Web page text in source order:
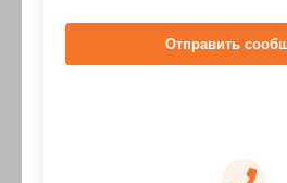
Отправить